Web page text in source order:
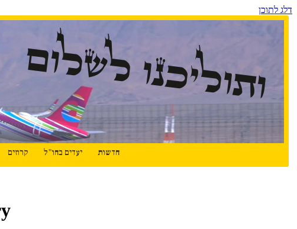
דלג לתוכן
ותוליכנו לשלום
חדשות יעדים בחו"ל קרוזים